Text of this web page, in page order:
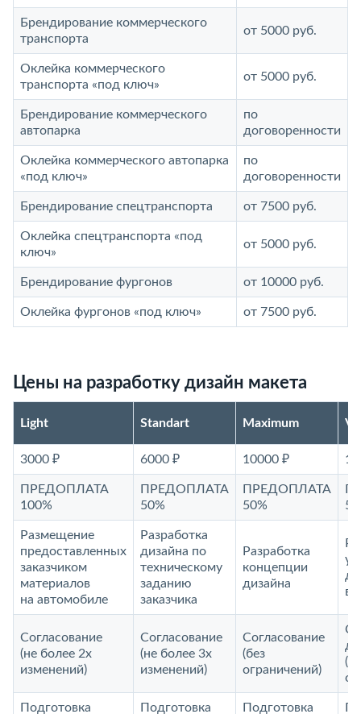
Брендирование коммерческого
транспорта
от 5000 руб.
Оклейка коммерческого
транспорта «под ключ»
от 5000 руб.
Брендирование коммерческого
автопарка
по
договоренности
Оклейка коммерческого автопарка
«под ключ»
по
договоренности
Брендирование спецтранспорта от 7500 руб.
Оклейка спецтранспорта «под
ключ»
от 5000 руб.
Брендирование фургонов от 10000 руб.
Оклейка фургонов «под ключ» от 7500 руб.
Цены на разработку дизайн макета
Light Standart Maximum
3000 ₽ 6000 ₽ 10000 ₽
ПРЕДОПЛАТА
100%
ПРЕДОПЛАТА
50%
ПРЕДОПЛАТА
50%
Размещение
предоставленных
заказчиком
материалов
на автомобиле
Разработка
дизайна по
техническому
заданию
заказчика
Разработка
концепции
дизайна
Согласование
(не более 2х
изменений)
Согласование
(не более 3х
изменений)
Согласование
(без
ограничений)
Подготовка
Подготовка
Подготовка